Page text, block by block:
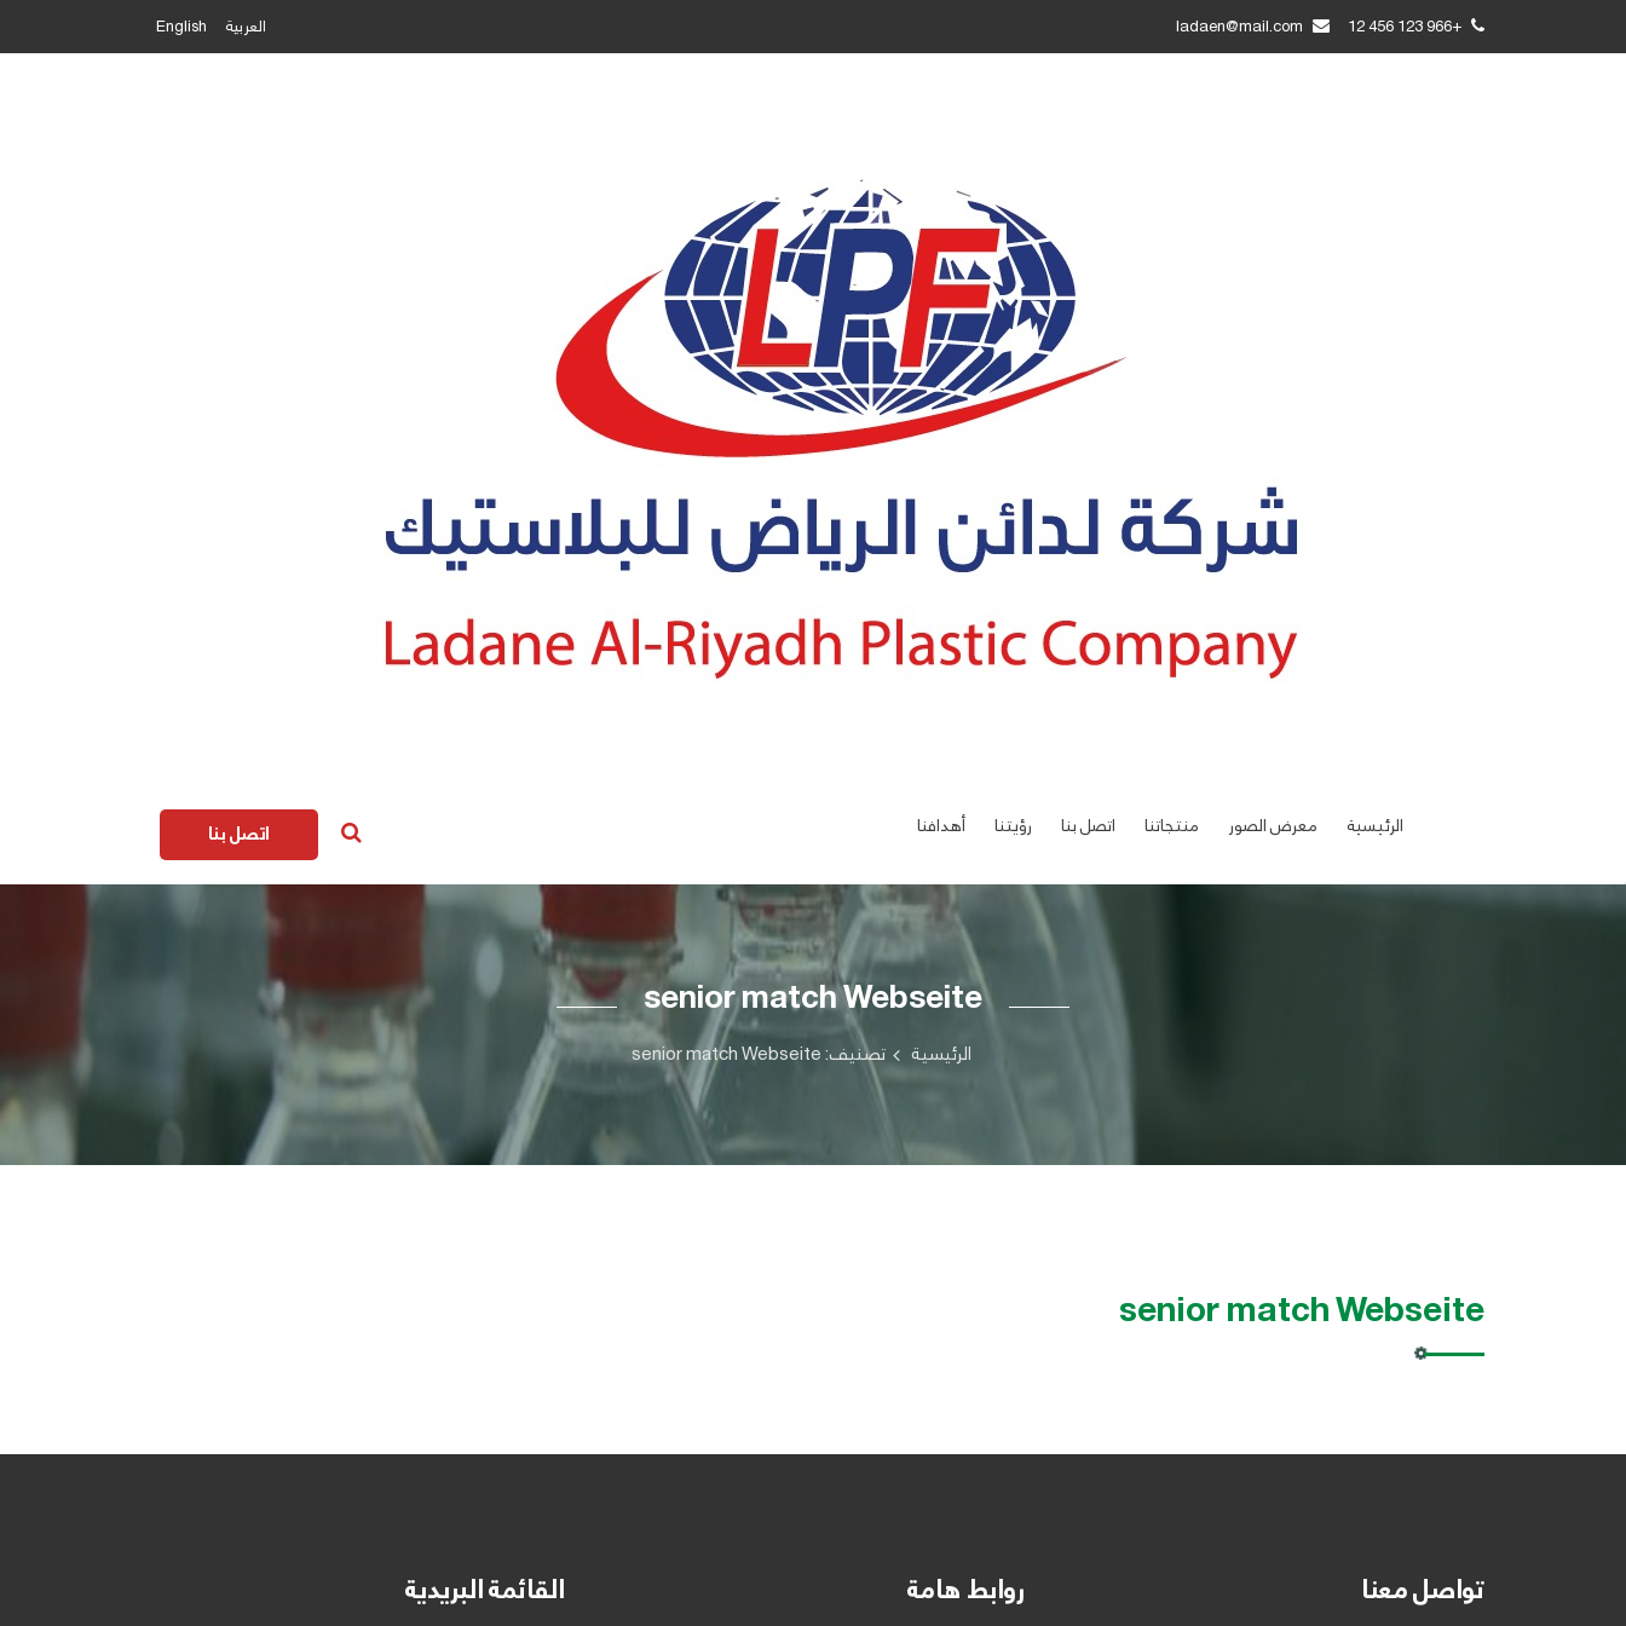
+966 123 456 12 العربية English
الرئيسية معرض الصور منتجاتنا اتصل بنا رؤيتنا أهدافنا اتصل بنا
senior match Webseite
الرئيسية تصنيف: senior match Webseite
senior match Webseite
تواصل معنا روابط هامة القائمة البريدية